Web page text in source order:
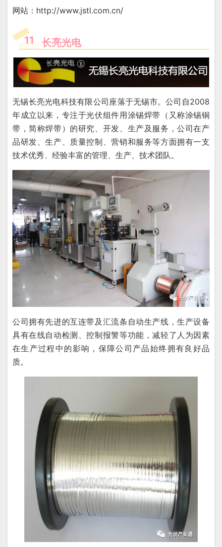
网站：http://www.jstl.com.cn/
11 长亮光电
无锡长亮光电科技有限公司座落于无锡市。公司自2008
年成立以来，专注于光伏组件用涂锡焊带（又称涂锡铜
带，简称焊带）的研究、开发、生产及服务，公司在产
品研发、生产、质量控制、营销和服务等方面拥有一支
技术优秀、经验丰富的管理、生产、技术团队。
公司拥有先进的互连带及汇流条自动生产线，生产设备
具有在线自动检测、控制报警等功能，减轻了人为因素
在生产过程中的影响，保障公司产品始终拥有良好品
质。